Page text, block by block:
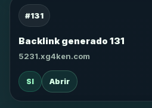
#131
Backlink generado 131
5231.xg4ken.com
SI Abrir